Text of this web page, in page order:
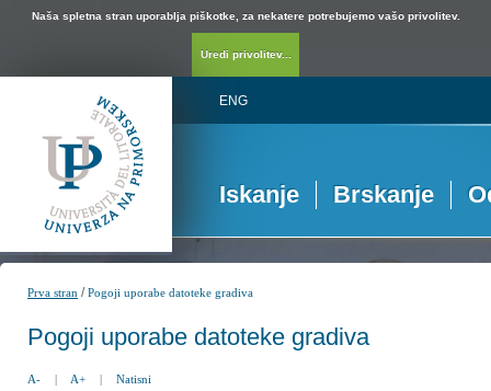
Naša spletna stran uporablja piškotke, za nekatere potrebujemo vašo privolitev.
Uredi privolitev...
ENG
Iskanje Brskanje
Prva stran /Pogoji uporabe datoteke gradiva
Pogoji uporabe datoteke gradiva
A- | A+ | Natisni